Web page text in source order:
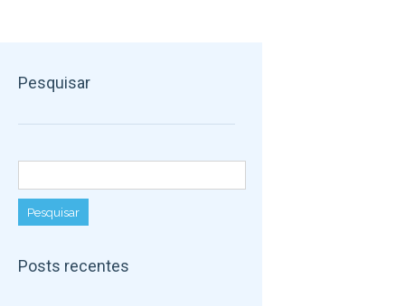
Pesquisar
Posts recentes